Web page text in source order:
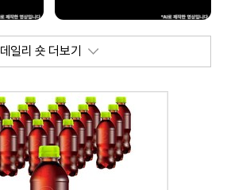
데일리 숏 더보기